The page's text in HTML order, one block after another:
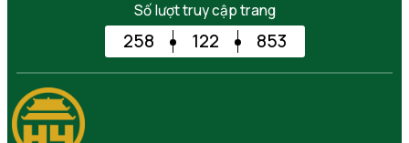
Số lượt truy cập trang
258 122 853